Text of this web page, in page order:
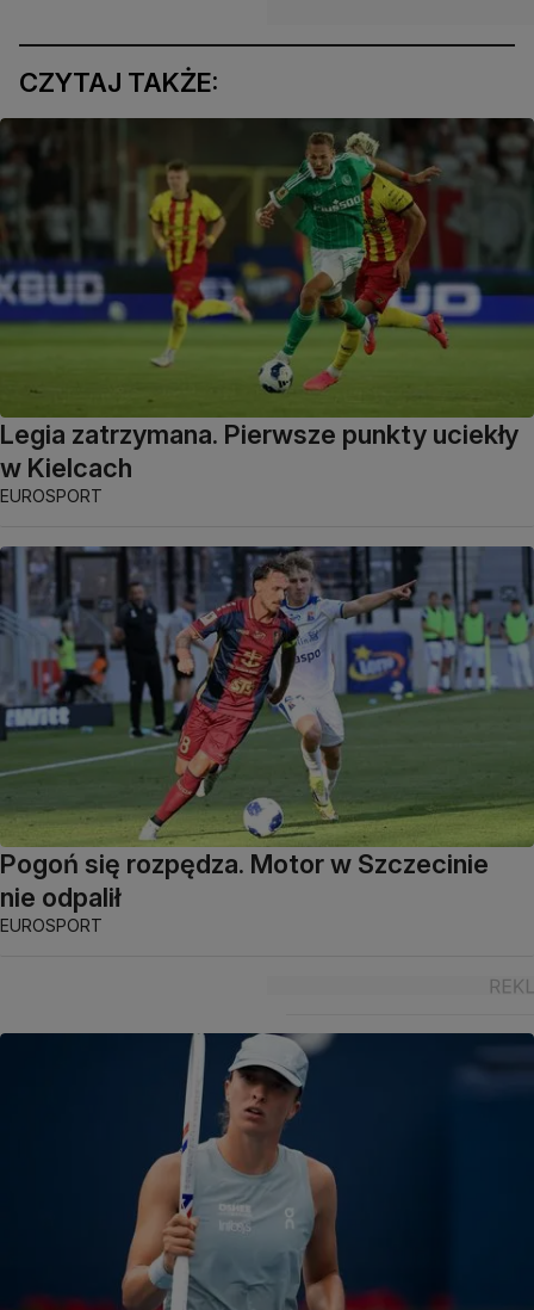
CZYTAJ TAKŻE:
Legia zatrzymana. Pierwsze punkty uciekły
w Kielcach
EUROSPORT
Pogoń się rozpędza. Motor w Szczecinie
nie odpalił
EUROSPORT